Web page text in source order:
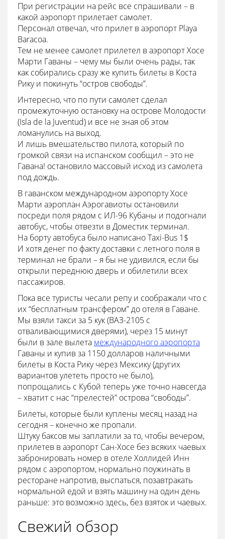
При регистрации на рейс все спрашивали – в
какой аэропорт прилетает самолет.
Персонал отвечал, что прилет в аэропорт Playa
Baracoa.
Тем не менее самолет прилетел в аэропорт Хосе
Марти Гаваны – чему мы были очень рады, так
как собирались сразу же купить билеты в Коста
Рику и покинуть “остров свободы”.
Интересно, что по пути самолет сделал
промежуточную остановку на острове Молодости
(Isla de la Juventud) и все не зная об этом
ломанулись на выход.
И лишь вмешательство пилота, который по
громкой связи на испанском сообщил – это не
Гавана! остановило массовый исход из самолета
под дождь.
В гаванском международном аэропорту Хосе
Марти аэроплан Аэрогавиоты остановили
посреди поля рядом с ИЛ-96 Кубаны и подогнали
автобус, чтобы отвезти в Доместик терминал.
На борту автобуса было написано Taxi-Bus 1$
И хотя денег по факту доставки с летного поля в
терминал не брали – я бы не удивился, если бы
открыли переднюю дверь и обилетили всех
пассажиров.
Пока все туристы чесали репу и соображали что с
их “бесплатным трансфером” до отеля в Гаване.
Мы взяли такси за 5 кук (ВАЗ-2105 с
отваливающимися дверями), через 15 минут
были в зале вылета международного аэропорта
Гаваны и купив за 1150 долларов наличными
билеты в Коста Рику через Мексику (других
вариантов улететь просто не было),
попрощались с Кубой теперь уже точно навсегда
– хватит с нас “прелестей” острова “свободы”.
Билеты, которые были куплены месяц назад на
сегодня – конечно же пропали.
Штуку баксов мы заплатили за то, чтобы вечером,
прилетев в аэропорт Сан-Хосе без всяких чаевых
забронировать номер в отеле Холлидей Инн
рядом с аэропортом, нормально поужинать в
ресторане напротив, выспаться, позавтракать
нормальной едой и взять машину на один день
раньше: это возможно здесь, без взяток и чаевых.
Свежий обзор